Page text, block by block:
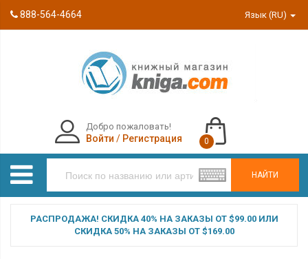
888-564-4664 Язык (RU)
НАЙТИ
Добро пожаловать!
Войти / Регистрация 0
РАСПРОДАЖА! СКИДКА 40% НА ЗАКАЗЫ ОТ $99.00 ИЛИ
СКИДКА 50% НА ЗАКАЗЫ ОТ $169.00